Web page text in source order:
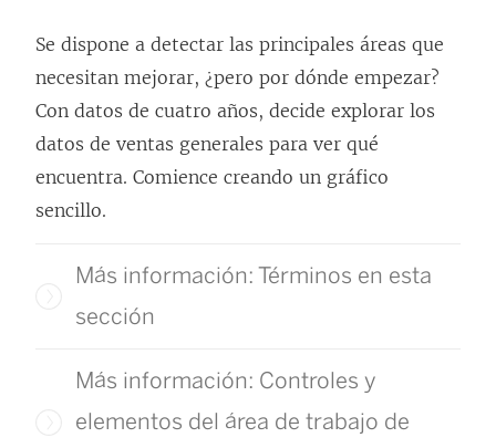
Se dispone a detectar las principales áreas que
necesitan mejorar, ¿pero por dónde empezar?
Con datos de cuatro años, decide explorar los
datos de ventas generales para ver qué
encuentra. Comience creando un gráfico
sencillo.
Más información: Términos en esta
sección
Más información: Controles y
elementos del área de trabajo de